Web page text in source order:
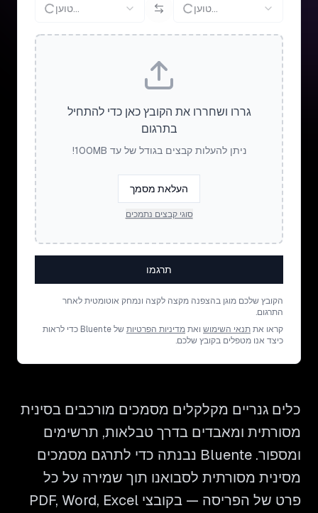
טוען... טוען...
גררו ושחררו את הקובץ כאן כדי להתחיל
בתרגום
ניתן להעלות קבצים בגודל של עד 100MB!
העלאת מסמך
סוגי קבצים נתמכים
תרגמו
הקובץ שלכם מוגן בהצפנה מקצה לקצה ונמחק אוטומטית לאחר
התרגום.
קראו אתתנאי השימוש ואתמדיניות הפרטיות
של Bluente כדי לראות
כיצד אנו מטפלים בקובץ שלכם.
כלים גנריים מקלקלים מסמכים מורכבים בסינית
מסורתית ומאבדים בדרך טבלאות, תרשימים
ומספור. Bluente נבנתה כדי לתרגם מסמכים
מסינית מסורתית לסבואנו תוך שמירה על כל
פרט של הפריסה — בקובצי PDF, Word, Excel